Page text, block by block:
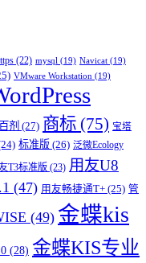
(22) mysql (19) Navicat (19)
VMware Workstation (19)
剂 (27) 商标 (75) 宝塔
标准版 (26) 泛微Ecology
T3标准版 (23) 用友U8
(47) 用友畅捷通T+ (25) 管
(49) 金蝶kis
(28) 金蝶KIS专业